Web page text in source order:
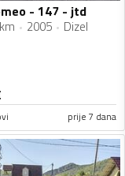
- 147 - jtd
2005 Dizel
prije 7 dana